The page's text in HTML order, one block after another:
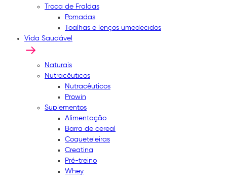
Troca de Fraldas
Pomadas
Toalhas e lenços umedecidos
Vida Saudável
Naturais
Nutracêuticos
Nutracêuticos
Prowin
Suplementos
Alimentação
Barra de cereal
Coqueteleiras
Creatina
Pré-treino
Whey